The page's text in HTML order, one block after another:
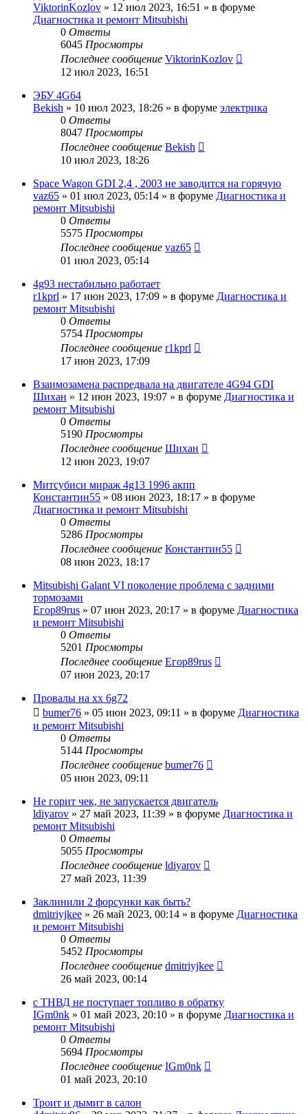
ViktorinKozlov » 12 июл 2023, 16:51 » в форуме
Диагностика и ремонт Mitsubishi
0 Ответы
6045 Просмотры
Последнее сообщение ViktorinKozlov
12 июл 2023, 16:51
ЭБУ 4G64
Bekish » 10 июл 2023, 18:26 » в форуме электрика
0 Ответы
8047 Просмотры
Последнее сообщение Bekish
10 июл 2023, 18:26
Space Wagon GDI 2,4 , 2003 не заводится на горячую
vaz65 » 01 июл 2023, 05:14 » в форуме Диагностика и
ремонт Mitsubishi
0 Ответы
5575 Просмотры
Последнее сообщение vaz65
01 июл 2023, 05:14
4g93 нестабильно работает
r1kprl » 17 июн 2023, 17:09 » в форуме Диагностика и
ремонт Mitsubishi
0 Ответы
5754 Просмотры
Последнее сообщение r1kprl
17 июн 2023, 17:09
Взаимозамена распредвала на двигателе 4G94 GDI
Шихан » 12 июн 2023, 19:07 » в форуме Диагностика и
ремонт Mitsubishi
0 Ответы
5190 Просмотры
Последнее сообщение Шихан
12 июн 2023, 19:07
Митсубиси мираж 4g13 1996 акпп
Константин55 » 08 июн 2023, 18:17 » в форуме
Диагностика и ремонт Mitsubishi
0 Ответы
5286 Просмотры
Последнее сообщение Константин55
08 июн 2023, 18:17
Mitsubishi Galant VI поколение проблема с задними
тормозами
Егор89rus » 07 июн 2023, 20:17 » в форуме Диагностика
и ремонт Mitsubishi
0 Ответы
5201 Просмотры
Последнее сообщение Егор89rus
07 июн 2023, 20:17
Провалы на хх 6g72
bumer76 » 05 июн 2023, 09:11 » в форуме Диагностика
и ремонт Mitsubishi
0 Ответы
5144 Просмотры
Последнее сообщение bumer76
05 июн 2023, 09:11
Не горит чек, не запускается двигатель
ldiyarov » 27 май 2023, 11:39 » в форуме Диагностика и
ремонт Mitsubishi
0 Ответы
5055 Просмотры
Последнее сообщение ldiyarov
27 май 2023, 11:39
Заклинили 2 форсунки как быть?
dmitriyjkee » 26 май 2023, 00:14 » в форуме Диагностика
и ремонт Mitsubishi
0 Ответы
5452 Просмотры
Последнее сообщение dmitriyjkee
26 май 2023, 00:14
с ТНВД не поступает топливо в обратку
IGm0nk » 01 май 2023, 20:10 » в форуме Диагностика и
ремонт Mitsubishi
0 Ответы
5694 Просмотры
Последнее сообщение IGm0nk
01 май 2023, 20:10
Троит и дымит в салон